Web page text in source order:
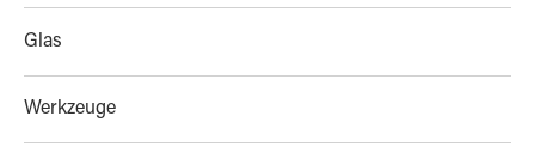
Glas
Werkzeuge